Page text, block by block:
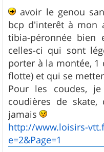
s
a
g
e
avoir le genou
bcp d'interêt à mon
tibia-péronnée bien
celles-ci qui sont
porter à la montée, 1
flotte) et qui se
Pour les coudes,
coudières de
jamais
http://
e=2&Page=1